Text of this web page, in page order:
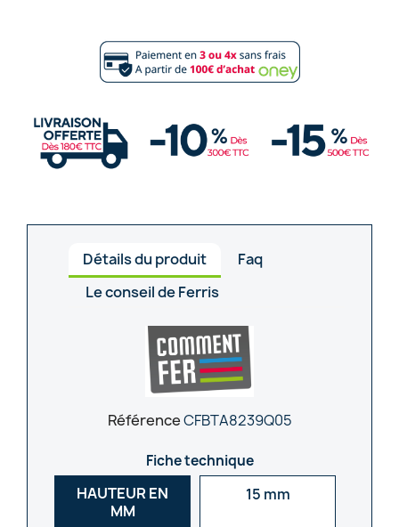
Détails du produit
Faq
Le conseil de Ferris
RéférenceCFBTA8239Q05
Fiche technique
HAUTEUR EN
MM
15 mm